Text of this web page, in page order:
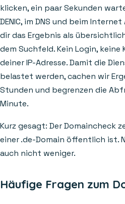
klicken, ein paar Sekunden
DENIC, im DNS und beim
dir das Ergebnis als
dem Suchfeld. Kein Login,
deiner IP-Adresse. Damit die
belastet werden, cachen wir
Stunden und begrenzen die
Minute.
Kurz gesagt: Der Domaincheck
einer .de-Domain öffentlich ist.
auch nicht weniger.
Häufige Fragen zum